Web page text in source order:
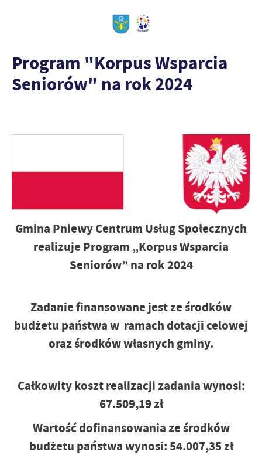
Program "Korpus Wsparcia
Seniorów" na rok 2024
Gmina Pniewy Centrum Usług Społecznych
realizuje Program „Korpus Wsparcia
Seniorów” na rok 2024
Zadanie finansowane jest ze środków
budżetu państwa w ramach dotacji celowej
oraz środków własnych gminy.
Całkowity koszt realizacji zadania wynosi:
67.509,19 zł
Wartość dofinansowania ze środków
budżetu państwa wynosi: 54.007,35 zł